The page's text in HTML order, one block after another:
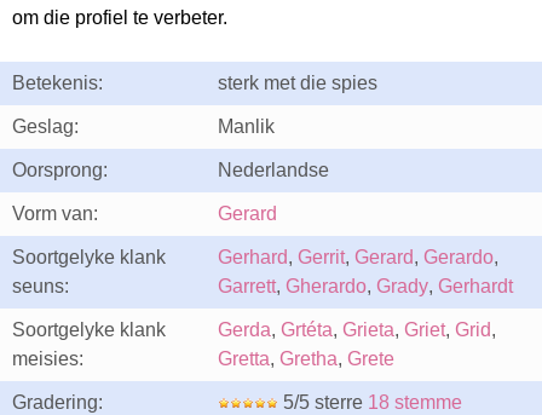
om die profiel te verbeter.
Betekenis: sterk met die spies
Geslag: Manlik
Oorsprong: Nederlandse
Vorm van: Gerard
Soortgelyke klank
seuns:
Gerhard, Gerrit, Gerard, Gerardo,
Garrett, Gherardo, Grady, Gerhardt
Soortgelyke klank
meisies:
Gerda, Grtéta, Grieta, Griet, Grid,
Gretta, Gretha, Grete
Gradering: 5/5 sterre 18 stemme